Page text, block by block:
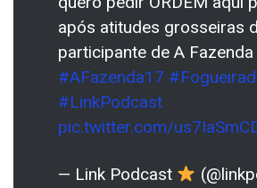
após atitudes grosseiras
participante de A
#AFazenda17
#LinkPodcast
pic.twitter.com/
— Link Podcast